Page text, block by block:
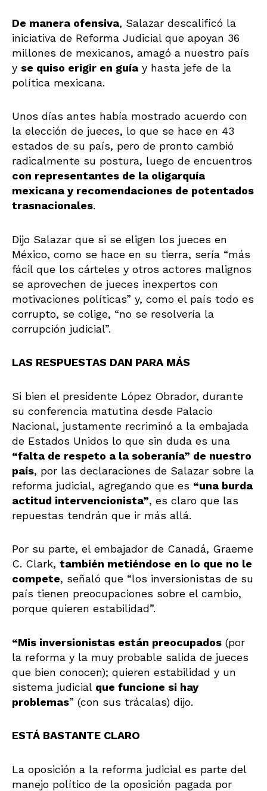
De manera ofensiva, Salazar descalificó la
iniciativa de Reforma Judicial que apoyan 36
millones de mexicanos, amagó a nuestro país
y se quiso erigir en guía y hasta jefe de la
política mexicana.
Unos días antes había mostrado acuerdo con
la elección de jueces, lo que se hace en 43
estados de su país, pero de pronto cambió
radicalmente su postura, luego de encuentros
con representantes de la oligarquía
mexicana y recomendaciones de potentados
trasnacionales.
Dijo Salazar que si se eligen los jueces en
México, como se hace en su tierra, sería “más
fácil que los cárteles y otros actores malignos
se aprovechen de jueces inexpertos con
motivaciones políticas” y, como el país todo es
corrupto, se colige, “no se resolvería la
corrupción judicial”.
LAS RESPUESTAS DAN PARA MÁS
Si bien el presidente López Obrador, durante
su conferencia matutina desde Palacio
Nacional, justamente recriminó a la embajada
de Estados Unidos lo que sin duda es una
“falta de respeto a la soberanía” de nuestro
país, por las declaraciones de Salazar sobre la
reforma judicial, agregando que es “una burda
actitud intervencionista”, es claro que las
repuestas tendrán que ir más allá.
Por su parte, el embajador de Canadá, Graeme
C. Clark, también metiéndose en lo que no le
compete, señaló que “los inversionistas de su
país tienen preocupaciones sobre el cambio,
porque quieren estabilidad”.
“Mis inversionistas están preocupados (por
la reforma y la muy probable salida de jueces
que bien conocen); quieren estabilidad y un
sistema judicial que funcione si hay
problemas” (con sus trácalas) dijo.
ESTÁ BASTANTE CLARO
La oposición a la reforma judicial es parte del
manejo político de la oposición pagada por